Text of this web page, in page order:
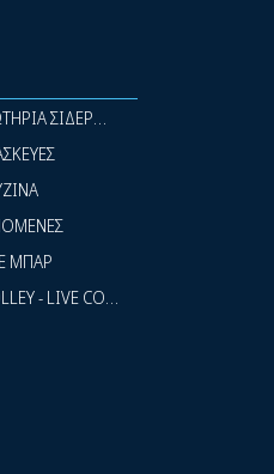
ΣΙΔΕΡΩΤΗΡΙΑ ΡΟΥΧΩΝ
ΜΠΑΡ
- LIVE COOKING